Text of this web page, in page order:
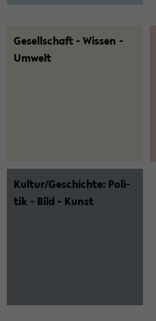
Ge­sell­schaft - Wis­sen -
Um­welt
Kul­tur/Ge­schich­te: Po­li­
tik - Bild - Kunst